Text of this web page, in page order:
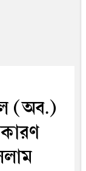
(অব.)